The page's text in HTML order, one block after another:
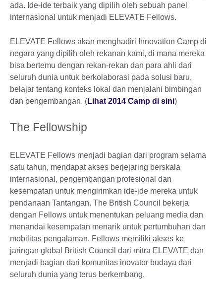
ada. Ide-ide terbaik yang dipilih oleh sebuah panel
internasional untuk menjadi ELEVATE Fellows.
ELEVATE Fellows akan menghadiri Innovation Camp di
negara yang dipilih oleh rekanan kami, di mana mereka
bisa bertemu dengan rekan-rekan dan para ahli dari
seluruh dunia untuk berkolaborasi pada solusi baru,
belajar tentang konteks lokal dan menjalani bimbingan
dan pengembangan. (Lihat 2014 Camp di sini)
The Fellowship
ELEVATE Fellows menjadi bagian dari program selama
satu tahun, mendapat akses berjejaring berskala
internasional, pengembangan profesional dan
kesempatan untuk mengirimkan ide-ide mereka untuk
pendanaan Tantangan. The British Council bekerja
dengan Fellows untuk menentukan peluang media dan
menandai kesempatan menarik untuk pertumbuhan dan
mobilitas pengalaman. Fellows memiliki akses ke
jaringan global British Council dari mitra ELEVATE dan
menjadi bagian dari komunitas inovator budaya dari
seluruh dunia yang terus berkembang.